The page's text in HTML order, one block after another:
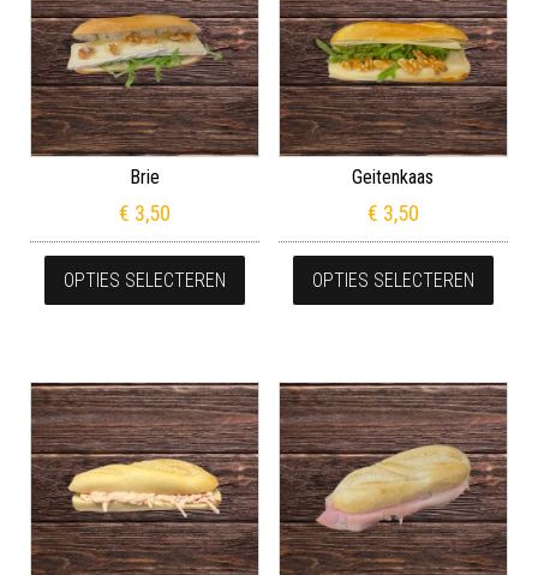
Brie
€ 3,50
OPTIES SELECTEREN
Dit product heeft meerdere
Geitenkaas
€ 3,50
OPTIES SELECTEREN
Dit